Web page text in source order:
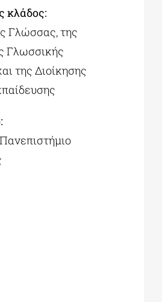
κλάδος:
Γλώσσας, της
Γλωσσικής
της Διοίκησης